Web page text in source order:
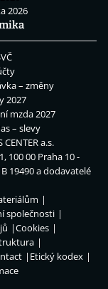
2026
– změny
2027
mzda 2027
– slevy
CENTER a.s.
100 00 Praha 10 -
19490 a dodavatelé
společnosti
Cookies
Etický kodex